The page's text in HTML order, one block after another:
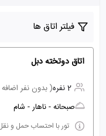
فیلتر اتاق ها
اتاق دوتخته دبل
2 نفره
( بدون نفر
صبحانه - ناهار - شام
تور با احتساب حمل و